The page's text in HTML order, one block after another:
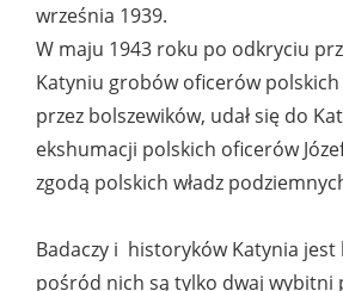
września 1939.
W maju 1943 roku po odkryciu
Katyniu grobów oficerów
przez bolszewików, udał się do
ekshumacji polskich oficerów
zgodą polskich władz
Badaczy i historyków Katynia jest
pośród nich są tylko dwaj wybitni